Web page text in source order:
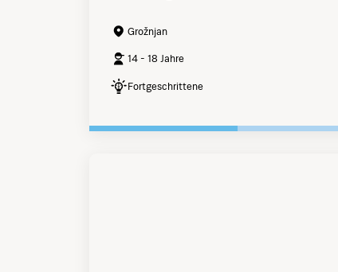
Grožnjan
14 - 18 Jahre
Fortgeschrittene